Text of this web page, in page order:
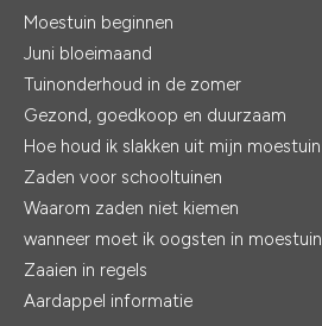
Moestuin beginnen
Juni bloeimaand
Tuinonderhoud in de zomer
Gezond, goedkoop en duurzaam
Hoe houd ik slakken uit mijn moestuin
Zaden voor schooltuinen
Waarom zaden niet kiemen
wanneer moet ik oogsten in moestuin
Zaaien in regels
Aardappel informatie